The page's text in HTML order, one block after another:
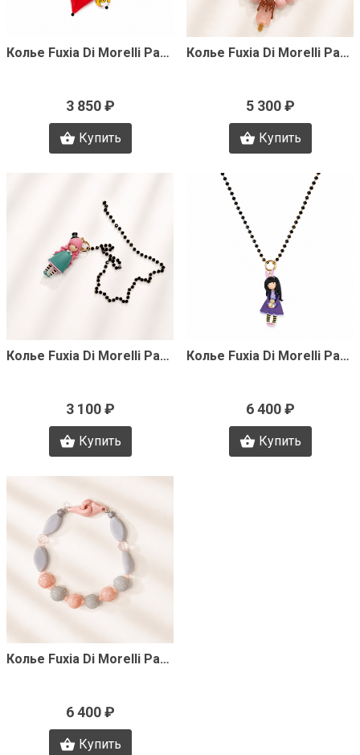
Быстрый просмотрКолье Fuxia Di Morelli Pamela J3349
3 850 ₽
Купить
Быстрый просмотрКолье Fuxia Di Morelli Pamela J3348
5 300 ₽
Купить
Быстрый просмотрКолье Fuxia Di Morelli Pamela J3341
3 100 ₽
Купить
Быстрый просмотрКолье Fuxia Di Morelli Pamela J3338
6 400 ₽
Купить
Быстрый просмотрКолье Fuxia Di Morelli Pamela J3335
6 400 ₽
Купить